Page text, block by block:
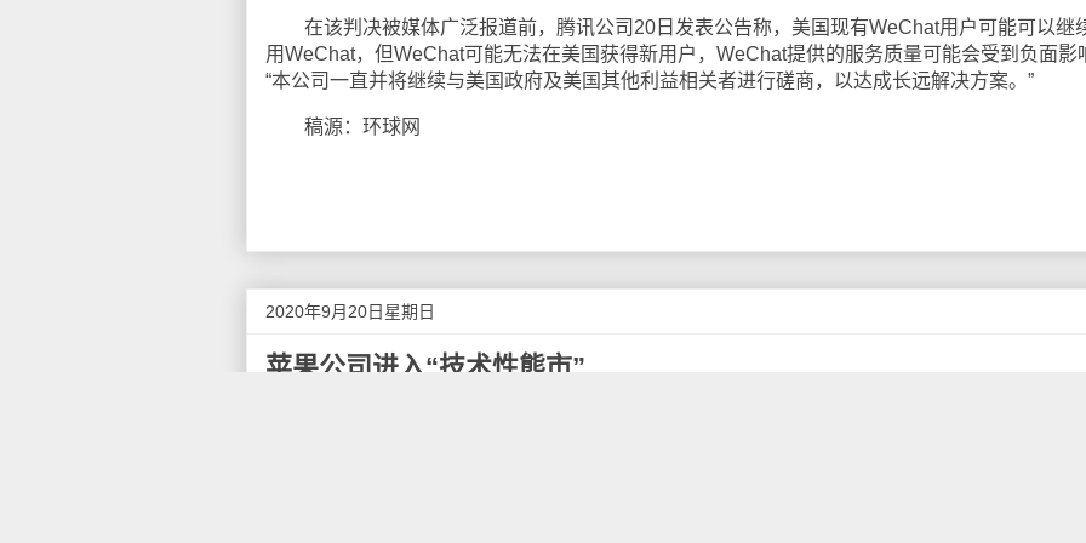
在该判决被媒体广泛报道前，腾讯公司20日发表公告称，美国现有WeChat用户可能可以继
用WeChat，但WeChat可能无法在美国获得新用户，WeChat提供的服务质量可能会受到负面影
“本公司一直并将继续与美国政府及美国其他利益相关者进行磋商，以达成长远解决方案。”
稿源：环球网
2020年9月20日星期日
苹果公司进入“技术性熊市”